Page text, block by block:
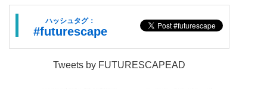
ハッシュタグ：
#futurescape
Tweets by FUTURESCAPEAD